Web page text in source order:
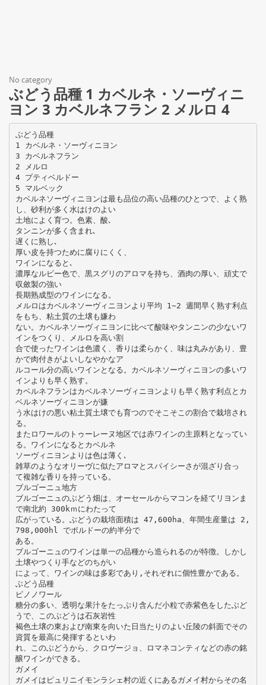
No category
ぶどう品種 1 カベルネ・ソーヴィニ
ヨン 3 カベルネフラン 2 メルロ 4
ぶどう品種
1 カベルネ・ソーヴィニヨン
3 カベルネフラン
2 メルロ
4 プティベルドー
5 マルベック
カベルネソーヴィニヨンは最も品位の高い品種のひとつで、よく熟
し、砂利が多く水はけのよい
土地によく育つ。色素、酸､
タンニンが多く含まれ､
遅くに熟し､
厚い皮を持つために腐りにくく、
ワインになると､
濃厚なルビー色で、黒スグリのアロマを持ち、酒肉の厚い、頑丈で
収斂製の強い
長期熟成型のワインになる。
メルロはカベルネソーヴィニヨンより平均 1∼2 週間早く熟す利点
をもち、粘土質の土壌も嫌わ
ない。カベルネソーヴィニヨンに比べて酸味やタンニンの少ないワ
インをつくり、メルロを高い割
合で使ったワインは色濃く、香りは柔らかく、味は丸みがあり、豊
かで肉付きがよいしなやかなア
ルコール分の高いワインとなる。カベルネソーヴィニヨンの多いワ
インよりも早く熟す。
カベルネフランはカベルネソーヴィニヨンよりも早く熟す利点とカ
ベルネソーヴィニヨンが嫌
う水はけの悪い粘土質土壌でも育つのでそこそこの割合で栽培され
る。
またロワールのトゥーレーヌ地区では赤ワインの主原料となってい
る。ワインになるとカベルネ
ソーヴィニヨンよりは色は薄く､
雑草のようなオリーヴに似たアロマとスパイシーさが混ざり合っ
て複雑な香りを持っている。
ブルゴーニュ地方
ブルゴーニュのぶどう畑は、オーセールからマコンを経てリヨンま
で南北約 300kｍにわたって
広がっている。ぶどうの栽培面積は 47,600ha、年間生産量は 2,
798,000hl でボルドーの約半分で
ある。
ブルゴーニュのワインは単一の品種から造られるのが特徴。しかし
土壌やつくり手などのちがい
によって、ワインの味は多彩であり,それぞれに個性豊かである。
ぶどう品種
ピノノワール
糖分の多い、透明な果汁をたっぷり含んだ小粒で赤紫色をしたぶど
うで、このぶどうは石灰岩性
褐色土壌の東および南東を向いた日当たりのよい丘陵の斜面でその
資質を最高に発揮するといわ
れ、このぶどうから、クロヴージョ、ロマネコンティなどの赤の銘
醸ワインができる。
ガメイ
ガメイはピュリニイモンラシェ村の近くにあるガメイ村からその名